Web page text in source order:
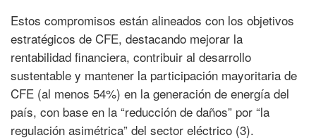
Estos compromisos están alineados con los objetivos
estratégicos de CFE, destacando mejorar la
rentabilidad financiera, contribuir al desarrollo
sustentable y mantener la participación mayoritaria de
CFE (al menos 54%) en la generación de energía del
país, con base en la “reducción de daños” por “la
regulación asimétrica” del sector eléctrico (3).